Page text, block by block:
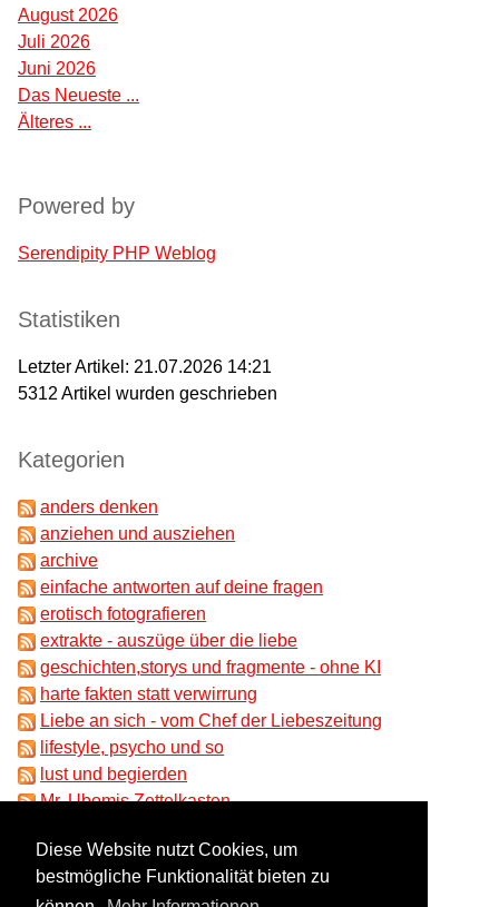
Diese Website nutzt Cookies, um
bestmögliche Funktionalität bieten zu
August 2026
Juli 2026
Juni 2026
Das Neueste ...
Älteres ...
Powered by
Serendipity PHP Weblog
Statistiken
Letzter Artikel: 21.07.2026 14:21
5312 Artikel wurden geschrieben
Kategorien
anders denken
anziehen und ausziehen
archive
einfache antworten auf deine fragen
erotisch fotografieren
extrakte - auszüge über die liebe
geschichten,storys und fragmente - ohne KI
harte fakten statt verwirrung
Liebe an sich - vom Chef der Liebeszeitung
lifestyle, psycho und so
lust und begierden
Mr. Ubomis Zettelkasten
ungeklärtes und absonderliches
unser liebesrat